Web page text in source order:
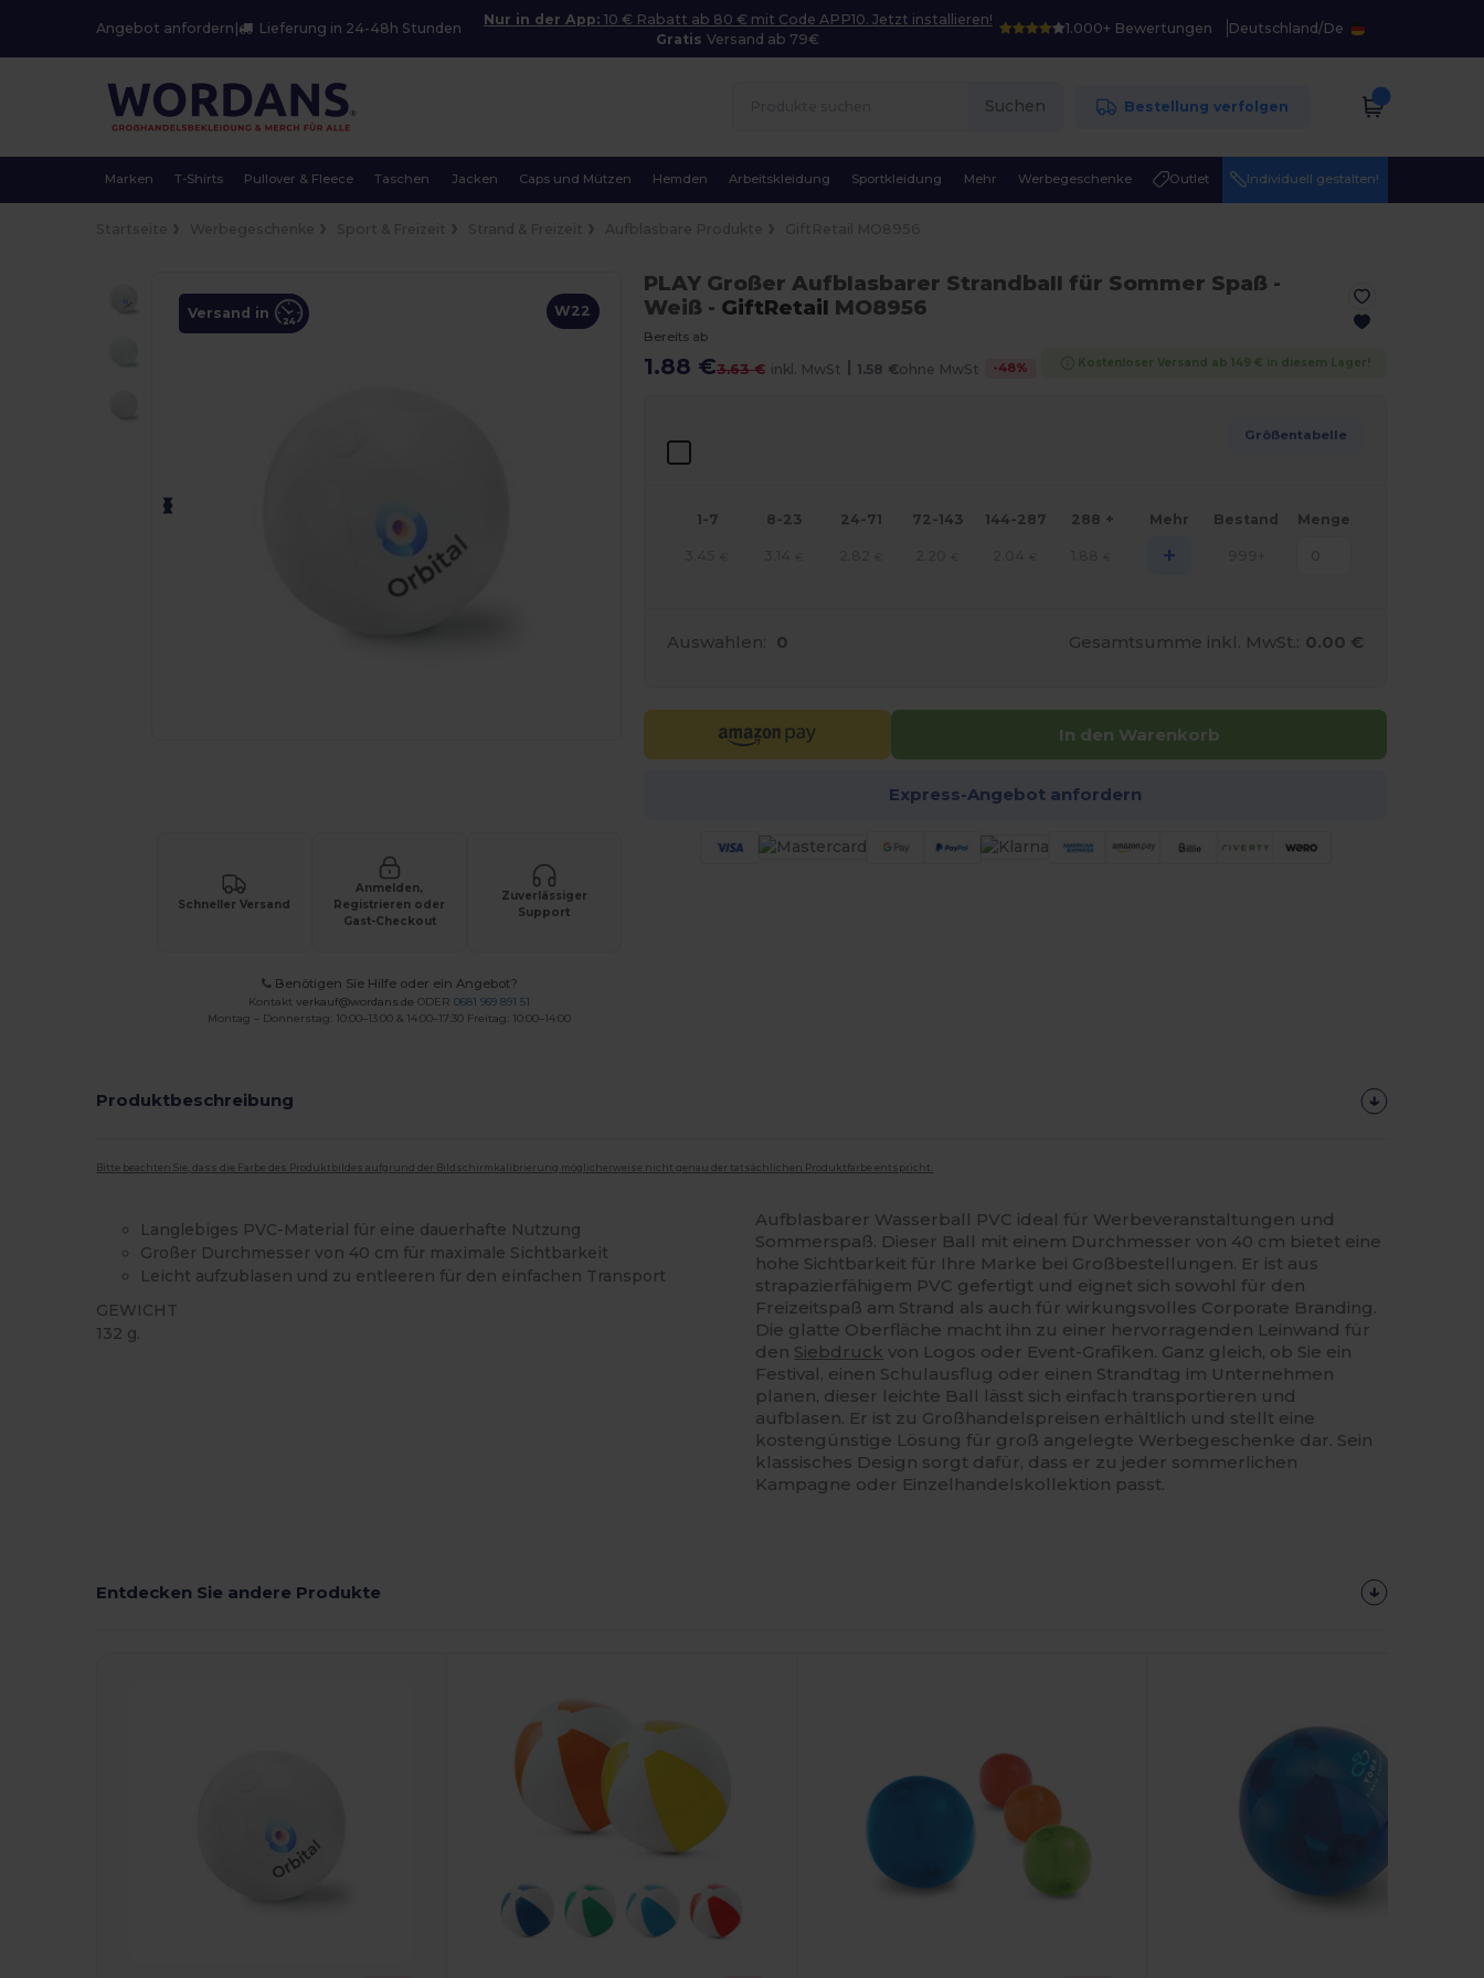
Angebot anfordern Lieferung in 24-48h Stunden
Nur in der App: 10 € Rabatt ab 80 € mit Code APP10. Jetzt installieren!
GratisVersand ab 79€
1.000+ Bewertungen Deutschland/De
Suchen Bestellung verfolgen
Marken T-Shirts Pullover & Fleece Taschen Jacken Caps und Mützen Hemden Arbeitskleidung Sportkleidung Mehr Werbegeschenke Outlet Individuell gestalten!
W22
Versand in
Schneller Versand
Anmelden,
Registrieren oder
Gast-Checkout
Zuverlässiger
Support
Benötigen Sie Hilfe oder ein Angebot?
Kontaktverkauf@wordans.de ODER0681 969 891 51
Montag – Donnerstag: 10:00–13:00 & 14:00–17:30 Freitag: 10:00–14:00
PLAY Großer Aufblasbarer Strandball für Sommer Spaß -
Weiß - GiftRetail MO8956
Bereits ab
1.88 €3.63 € inkl. MwSt | 1.58 €ohne MwSt -48% Kostenloser Versand ab 149 € in diesem Lager!
Größentabelle
1-7 8-23 24-71 72-143 144-287 288 + Mehr Bestand Menge
+
Auswahlen: 0 Gesamtsumme inkl. MwSt.: 0.00 €
In den Warenkorb
Express-Angebot anfordern
Produktbeschreibung
Bitte beachten Sie, dass die Farbe des Produktbildes aufgrund der Bildschirmkalibrierung möglicherweise nicht genau der tatsächlichen Produktfarbe entspricht.
Langlebiges PVC-Material für eine dauerhafte Nutzung
Großer Durchmesser von 40 cm für maximale Sichtbarkeit
Leicht aufzublasen und zu entleeren für den einfachen Transport
GEWICHT
132 g.
Aufblasbarer Wasserball PVC ideal für Werbeveranstaltungen und
Sommerspaß. Dieser Ball mit einem Durchmesser von 40 cm bietet eine
hohe Sichtbarkeit für Ihre Marke bei Großbestellungen. Er ist aus
strapazierfähigem PVC gefertigt und eignet sich sowohl für den
Freizeitspaß am Strand als auch für wirkungsvolles Corporate Branding.
Die glatte Oberfläche macht ihn zu einer hervorragenden Leinwand für
den Siebdruck von Logos oder Event-Grafiken. Ganz gleich, ob Sie ein
Festival, einen Schulausflug oder einen Strandtag im Unternehmen
planen, dieser leichte Ball lässt sich einfach transportieren und
aufblasen. Er ist zu Großhandelspreisen erhältlich und stellt eine
kostengünstige Lösung für groß angelegte Werbegeschenke dar. Sein
klassisches Design sorgt dafür, dass er zu jeder sommerlichen
Kampagne oder Einzelhandelskollektion passt.
Entdecken Sie andere Produkte